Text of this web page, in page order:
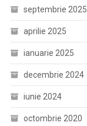
septembrie 2025
aprilie 2025
ianuarie 2025
decembrie 2024
iunie 2024
octombrie 2020